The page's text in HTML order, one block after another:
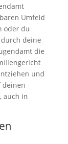
Umfeld
oder du
deine
die
und
deinen
auch in